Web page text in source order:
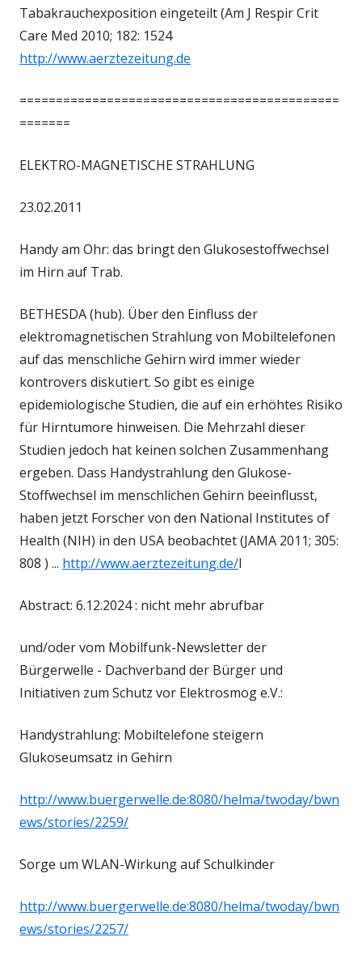
Tabakrauchexposition eingeteilt (Am J Respir Crit
Care Med 2010; 182: 1524
http://www.aerztezeitung.de
============================================
=======
ELEKTRO-MAGNETISCHE STRAHLUNG
23.02.2011
Handy am Ohr: das bringt den Glukosestoffwechsel
im Hirn auf Trab.
BETHESDA (hub). Über den Einfluss der
elektromagnetischen Strahlung von Mobiltelefonen
auf das menschliche Gehirn wird immer wieder
kontrovers diskutiert. So gibt es einige
epidemiologische Studien, die auf ein erhöhtes Risiko
für Hirntumore hinweisen. Die Mehrzahl dieser
Studien jedoch hat keinen solchen Zusammenhang
ergeben. Dass Handystrahlung den Glukose-
Stoffwechsel im menschlichen Gehirn beeinflusst,
haben jetzt Forscher von den National Institutes of
Health (NIH) in den USA beobachtet (JAMA 2011; 305:
808 ) ... http://www.aerztezeitung.de/l
Abstract: 6.12.2024 : nicht mehr abrufbar
und/oder vom Mobilfunk-Newsletter der
Bürgerwelle - Dachverband der Bürger und
Initiativen zum Schutz vor Elektrosmog e.V.:
Handystrahlung: Mobiltelefone steigern
Glukoseumsatz in Gehirn
http://www.buergerwelle.de:8080/helma/twoday/bwn
ews/stories/2259/
Sorge um WLAN-Wirkung auf Schulkinder
http://www.buergerwelle.de:8080/helma/twoday/bwn
ews/stories/2257/